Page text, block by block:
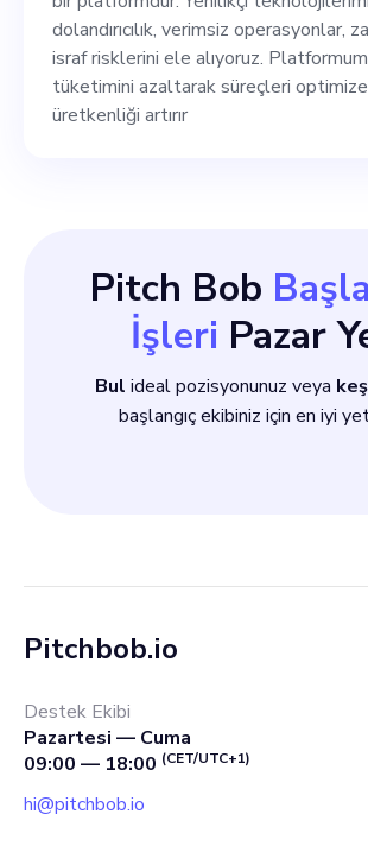
dolandırıcılık, verimsiz operasyonlar,
israf risklerini ele alıyoruz.
tüketimini azaltarak süreçleri
üretkenliği artırır
Pitch Bob
İşleri Pazar
Bul ideal pozisyonunuz veya
başlangıç ekibiniz için en iyi
Pitchbob.io
Destek Ekibi
Pazartesi — Cuma
09:00 — 18:00 (CET/UTC+1)
hi@pitchbob.io